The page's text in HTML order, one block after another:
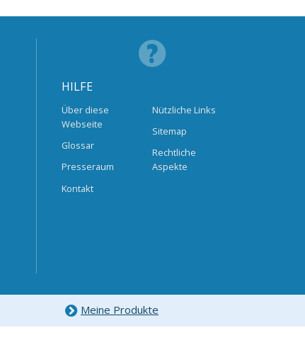
HILFE
Über diese
Webseite
Glossar
Presseraum
Kontakt
Nützliche Links
Sitemap
Rechtliche
Aspekte
Meine Produkte